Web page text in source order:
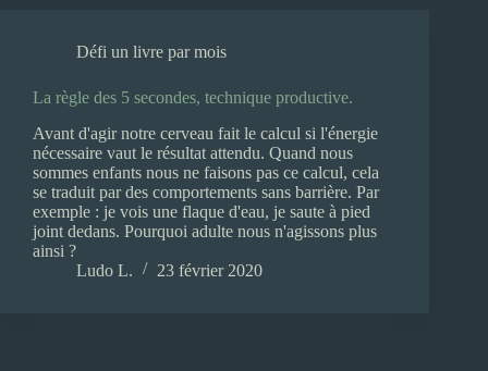
Défi un livre par mois
La règle des 5 secondes, technique productive.
Avant d'agir notre cerveau fait le calcul si l'énergie
nécessaire vaut le résultat attendu. Quand nous
sommes enfants nous ne faisons pas ce calcul, cela
se traduit par des comportements sans barrière. Par
exemple : je vois une flaque d'eau, je saute à pied
joint dedans. Pourquoi adulte nous n'agissons plus
ainsi ?
Ludo L.
23 février 2020